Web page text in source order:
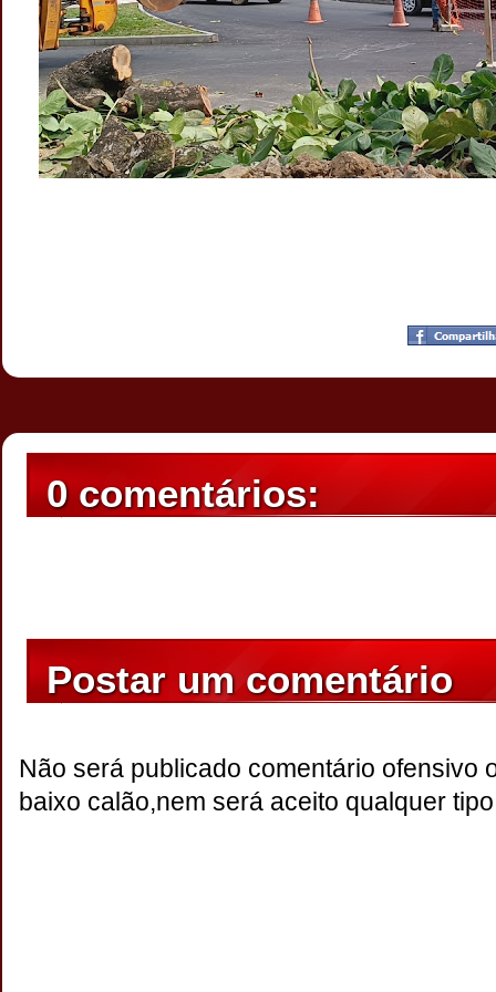
22:22
0 comentários:
Postar um comentário
Não será publicado comentário ofensivo
baixo calão,nem será aceito qualquer